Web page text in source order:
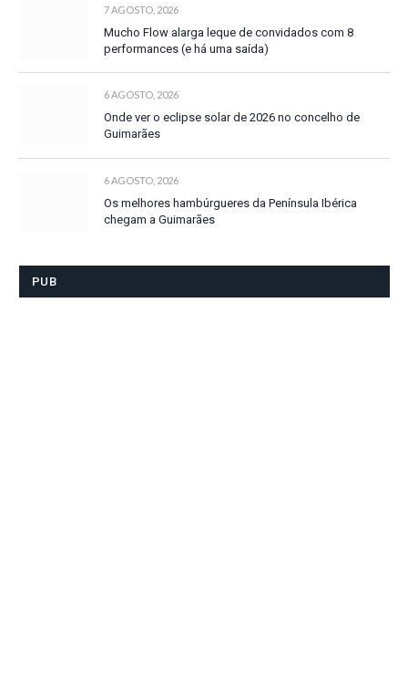
7 AGOSTO, 2026
Mucho Flow alarga leque de convidados com 8
performances (e há uma saída)
6 AGOSTO, 2026
Onde ver o eclipse solar de 2026 no concelho de
Guimarães
6 AGOSTO, 2026
Os melhores hambúrgueres da Península Ibérica
chegam a Guimarães
PUB